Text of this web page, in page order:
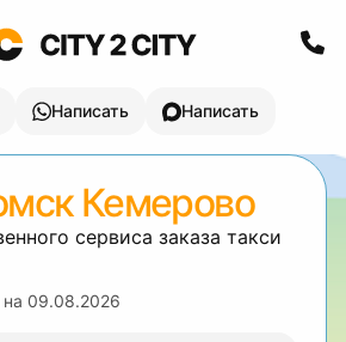
Написать Написать
Кемерово
сервиса заказа такси
09.08.2026